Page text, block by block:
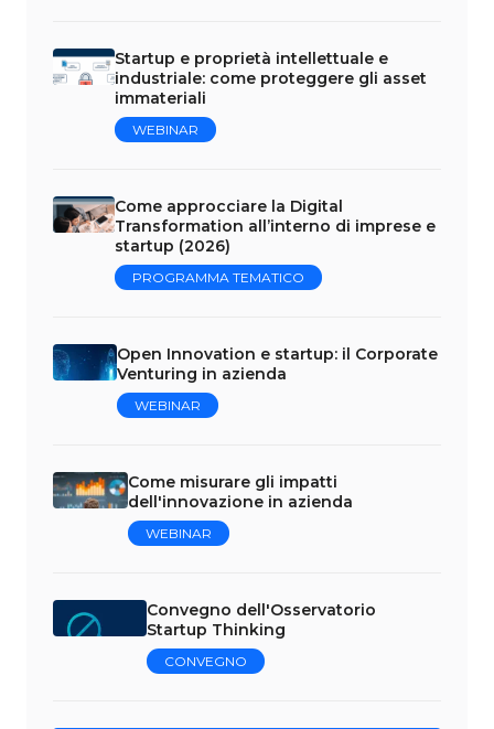
Startup e proprietà intellettuale e
industriale: come proteggere gli asset
immateriali
WEBINAR
Come approcciare la Digital
Transformation all’interno di imprese e
startup (2026)
PROGRAMMA TEMATICO
Open Innovation e startup: il Corporate
Venturing in azienda
WEBINAR
Come misurare gli impatti
dell'innovazione in azienda
WEBINAR
Convegno dell'Osservatorio
Startup Thinking
CONVEGNO